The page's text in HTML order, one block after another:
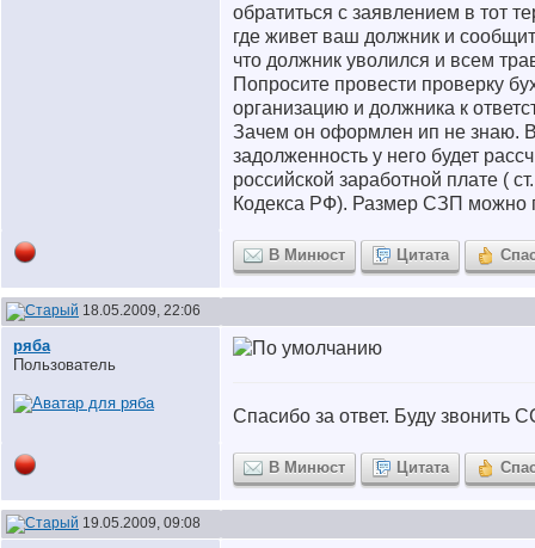
обратиться с заявлением в тот
где живет ваш должник и
что должник уволился и всем
Попросите провести проверку
организацию и должника к
Зачем он оформлен ип не знаю.
задолженность у него будет
российской заработной плате (
Кодекса РФ). Размер СЗП можно
В Минюст Цитата
18.05.2009, 22:06
ряба
Пользователь
Спасибо за ответ. Буду звонить
В Минюст Цитата
19.05.2009, 09:08